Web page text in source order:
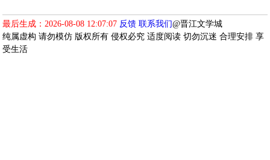
最后生成：2026-08-08 12:07:07 反馈 联系我们@晋江文学城
纯属虚构 请勿模仿 版权所有 侵权必究 适度阅读 切勿沉迷 合理安排 享
受生活